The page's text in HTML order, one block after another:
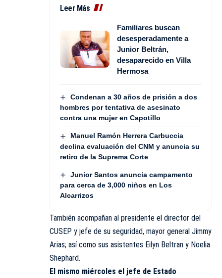
Leer Más
Familiares buscan
desesperadamente a
Junior Beltrán,
desaparecido en Villa
Hermosa
Condenan a 30 años de prisión a dos
hombres por tentativa de asesinato
contra una mujer en Capotillo
Manuel Ramón Herrera Carbuccia
declina evaluación del CNM y anuncia su
retiro de la Suprema Corte
Junior Santos anuncia campamento
para cerca de 3,000 niños en Los
Alcarrizos
También acompañan al presidente el director del
CUSEP y jefe de su seguridad, mayor general Jimmy
Arias; así como sus asistentes Eilyn Beltran y Noelia
Shephard.
El mismo miércoles el jefe de Estado